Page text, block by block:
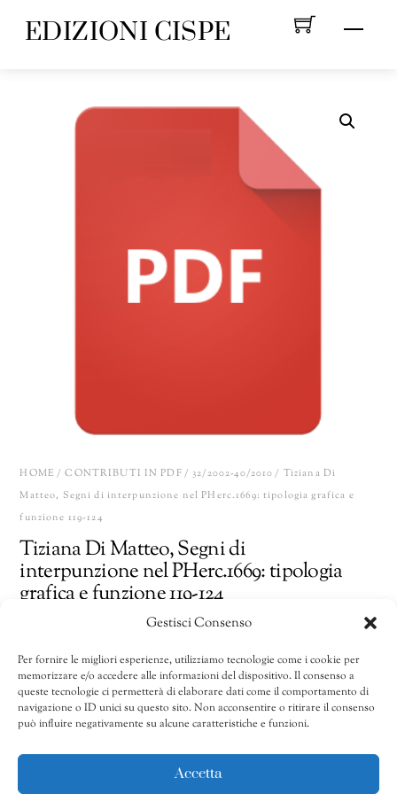
Gestisci Consenso
Per fornire le migliori esperienze, utilizziamo tecnologie come i cookie per
memorizzare e/o accedere alle informazioni del dispositivo. Il consenso a
queste tecnologie ci permetterà di elaborare dati come il comportamento di
navigazione o ID unici su questo sito. Non acconsentire o ritirare il consenso
può influire negativamente su alcune caratteristiche e funzioni.
Accetta
Menu
EDIZIONI CISPE
HOME /CONTRIBUTI IN PDF/32/2002-40/2010/ Tiziana Di
Matteo, Segni di interpunzione nel PHerc.1669: tipologia grafica e
funzione 119-124
Tiziana Di Matteo, Segni di
interpunzione nel PHerc.1669: tipologia
grafica e funzione 119-124
Tiziana
Di
Matteo,
Segni
AGGIUNGI AL CARRELLO Share
CATEGORIE:32/2002-40/2010,35-2005,Contributi in pdf